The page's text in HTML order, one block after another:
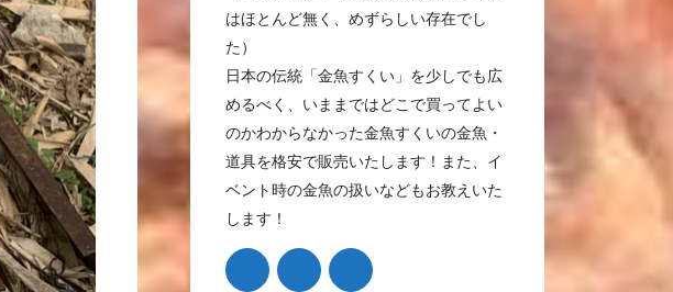
はほとんど無く、めずらしい存在でし
た）
日本の伝統「金魚すくい」を少しでも広
めるべく、いままではどこで買ってよい
のかわからなかった金魚すくいの金魚・
道具を格安で販売いたします！また、イ
ベント時の金魚の扱いなどもお教えいた
します！